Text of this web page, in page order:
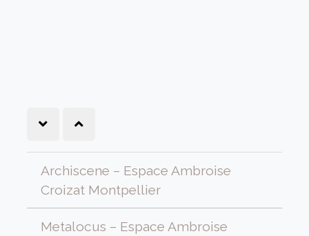
Archiscene – Espace Ambroise
Croizat Montpellier
Metalocus – Espace Ambroise